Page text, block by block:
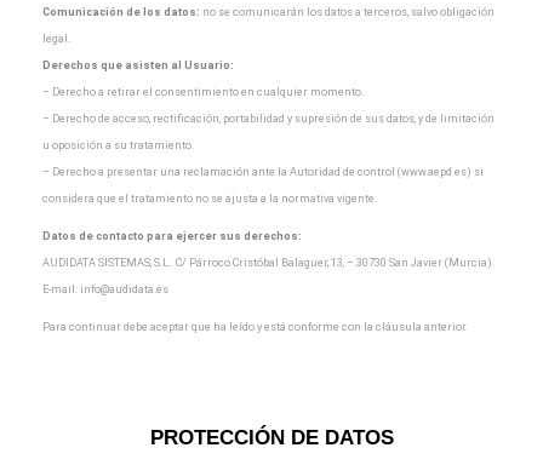
Comunicación de los datos: no se comunicarán los datos a terceros, salvo obligación
legal.
Derechos que asisten al Usuario:
– Derecho a retirar el consentimiento en cualquier momento.
– Derecho de acceso, rectificación, portabilidad y supresión de sus datos, y de limitación
u oposición a su tratamiento.
– Derecho a presentar una reclamación ante la Autoridad de control (www.aepd.es) si
considera que el tratamiento no se ajusta a la normativa vigente.
Datos de contacto para ejercer sus derechos:
AUDIDATA SISTEMAS, S.L.. C/ Párroco Cristóbal Balaguer, 13, – 30730 San Javier (Murcia).
E-mail: info@audidata.es
Para continuar debe aceptar que ha leído y está conforme con la cláusula anterior.
PROTECCIÓN DE DATOS